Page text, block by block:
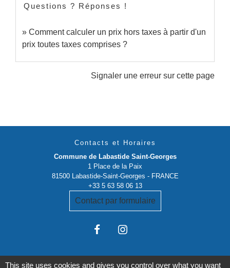
Questions ? Réponses !
Comment calculer un prix hors taxes à partir d'un
prix toutes taxes comprises ?
Signaler une erreur sur cette page
Contacts et Horaires
Commune de Labastide Saint-Georges
1 Place de la Paix
81500 Labastide-Saint-Georges - FRANCE
+33 5 63 58 06 13
Contact par formulaire
This site uses cookies and gives you control over what you want